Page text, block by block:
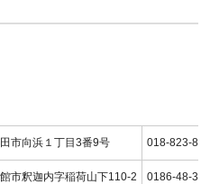
市向浜１丁目3番9号 018-823-
市釈迦内字稲荷山下110-2 0186-48-